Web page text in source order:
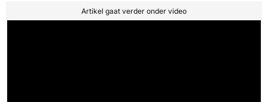
Artikel gaat verder onder video